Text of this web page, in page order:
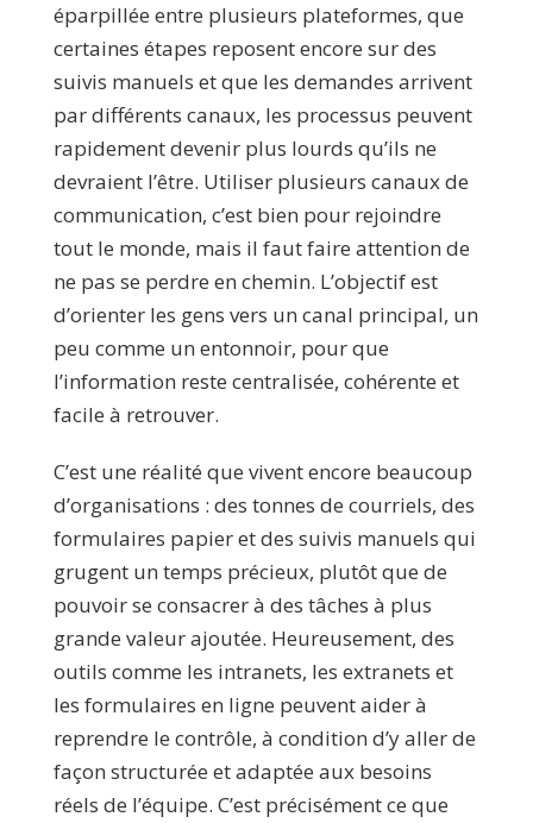
éparpillée entre plusieurs plateformes, que
certaines étapes reposent encore sur des
suivis manuels et que les demandes arrivent
par différents canaux, les processus peuvent
rapidement devenir plus lourds qu’ils ne
devraient l’être. Utiliser plusieurs canaux de
communication, c’est bien pour rejoindre
tout le monde, mais il faut faire attention de
ne pas se perdre en chemin. L’objectif est
d’orienter les gens vers un canal principal, un
peu comme un entonnoir, pour que
l’information reste centralisée, cohérente et
facile à retrouver.
C’est une réalité que vivent encore beaucoup
d’organisations : des tonnes de courriels, des
formulaires papier et des suivis manuels qui
grugent un temps précieux, plutôt que de
pouvoir se consacrer à des tâches à plus
grande valeur ajoutée. Heureusement, des
outils comme les intranets, les extranets et
les formulaires en ligne peuvent aider à
reprendre le contrôle, à condition d’y aller de
façon structurée et adaptée aux besoins
réels de l’équipe. C’est précisément ce que